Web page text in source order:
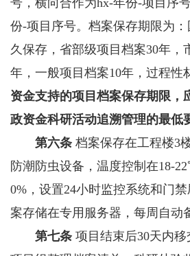
号，横向合作为hx-年份-项目序
份-项目序号。档案保存期限为
久保存，省部级项目档案30年，
年，一般项目档案10年，过程性
资金支持的项目档案保存期限，
政资金科研活动追溯管理的最低
第六条 档案保存在工程楼3
防潮防虫设备，温度控制在18-
0%，设置24小时监控系统和门
案存储在专用服务器，每周自动
第七条 项目结束后30天内移